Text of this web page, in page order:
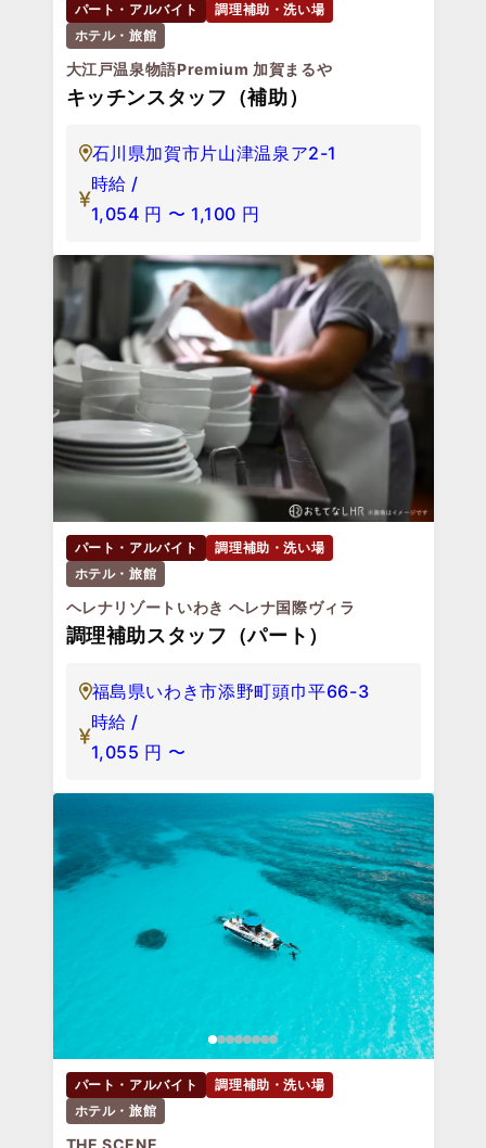
パート・アルバイト
調理補助・洗い場
ホテル・旅館
大江戸温泉物語Premium 加賀まるや
キッチンスタッフ（補助）
石川県加賀市片山津温泉ア2-1
時給 /
1,054 円 〜 1,100 円
パート・アルバイト
調理補助・洗い場
ホテル・旅館
ヘレナリゾートいわき ヘレナ国際ヴィラ
調理補助スタッフ（パート）
福島県いわき市添野町頭巾平66-3
時給 /
1,055 円 〜
パート・アルバイト
調理補助・洗い場
ホテル・旅館